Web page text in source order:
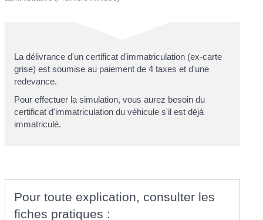
La délivrance d'un certificat d'immatriculation (ex-carte
grise) est soumise au paiement de 4 taxes et d'une
redevance.
Pour effectuer la simulation, vous aurez besoin du
certificat d'immatriculation du véhicule s'il est déjà
immatriculé.
Pour toute explication, consulter les
fiches pratiques :